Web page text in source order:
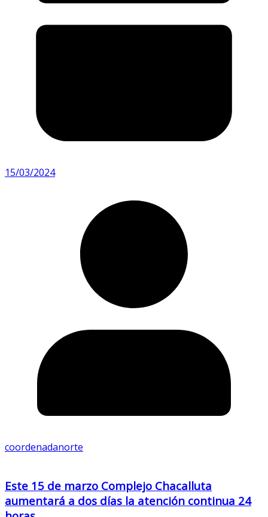
15/03/2024
coordenadanorte
Este 15 de marzo Complejo Chacalluta
aumentará a dos días la atención continua 24